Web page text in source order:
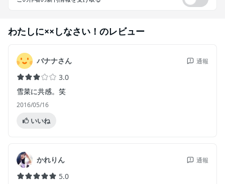
わたしに××しなさい！ のレビュー
バナナさん 通報
3.0
雪菜に共感。笑
2016/05/16
いいね
かれりん 通報
5.0